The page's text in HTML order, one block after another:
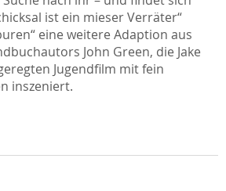
ist ein mieser Verräter“
eine weitere Adaption aus
John Green, die Jake
Jugendfilm mit fein
inszeniert.